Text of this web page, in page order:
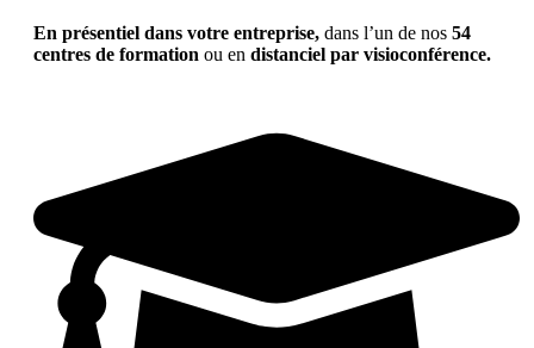
En présentiel dans votre entreprise, dans l’un de nos 54
centres de formation ou en distanciel par visioconférence.